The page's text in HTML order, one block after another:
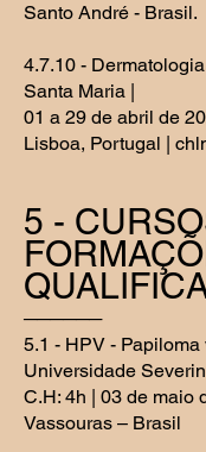
Santo André - Brasil.
4.7.10 -
Santa Maria |
01 a 29 de abril de
Lisboa, Portugal |
5 -
──────
5.1 - HPV - Papiloma
Universidade
C.H: 4h | 03 de maio
Vassouras – Brasil